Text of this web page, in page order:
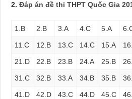
2.Đáp án đề thi THPT Quốc Gia
1.B 2.B 3.A 4.C 5.A
11.C 12.B 13.C 14.C 15.A
21.D 22.B 23.B 24.A 25.B
31.C 32.B 33.A 34.B 35.B
41.D 42.D 43.C 44.D 45.C